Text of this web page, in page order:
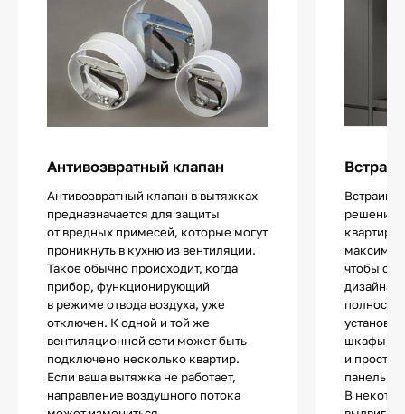
Антивозвратный клапан
Антивозвратный клапан в вытяжках
предназначается для защиты
от вредных примесей, которые могут
проникнуть в кухню из вентиляции.
Такое обычно происходит, когда
прибор, функционирующий
в режиме отвода воздуха, уже
отключен. К одной и той же
вентиляционной сети может быть
подключено несколько квартир.
Если ваша вытяжка не работает,
направление воздушного потока
решение
квартир
чтобы
дизайна.
шкафы,
и
панелью.
В